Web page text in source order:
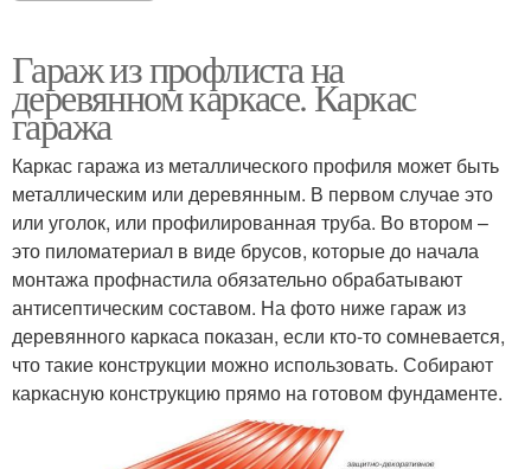
Гараж из профлиста на
деревянном каркасе. Каркас
гаража
Каркас гаража из металлического профиля может быть
металлическим или деревянным. В первом случае это
или уголок, или профилированная труба. Во втором –
это пиломатериал в виде брусов, которые до начала
монтажа профнастила обязательно обрабатывают
антисептическим составом. На фото ниже гараж из
деревянного каркаса показан, если кто-то сомневается,
что такие конструкции можно использовать. Собирают
каркасную конструкцию прямо на готовом фундаменте.